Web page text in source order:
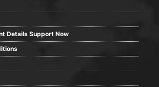
Details Support Now